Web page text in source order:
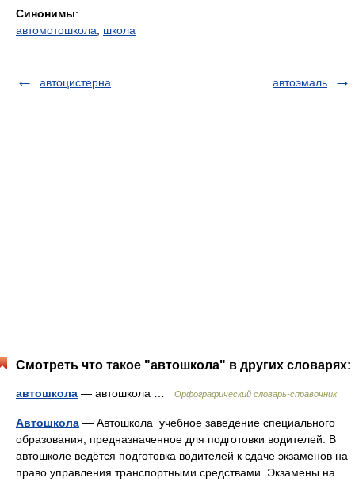
Синонимы:
автомотошкола
школа
автоцистерна автоэмаль
Смотреть что такое "автошкола" в других словарях:
автошкола — автошкола … Орфографический словарь-справочник
Автошкола — Автошкола учебное заведение специального
образования, предназначенное для подготовки водителей. В
автошколе ведётся подготовка водителей к сдаче экзаменов на
право управления транспортными средствами. Экзамены на